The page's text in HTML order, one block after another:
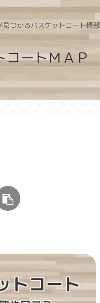
つかるバスケットコート情報
コートＭＡＰ